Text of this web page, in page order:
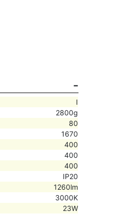
I
2800g
80
1670
400
400
400
IP20
1260lm
3000K
23W